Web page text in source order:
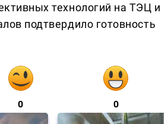
технологий на ТЭЦ и
подтвердило готовность
0 0